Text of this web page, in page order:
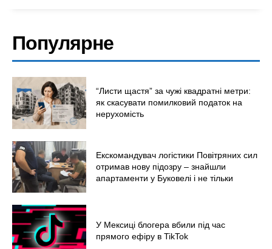
Світ
Війна
Популярне
“Листи щастя” за чужі квадратні метри:
як скасувати помилковий податок на
нерухомість
Екскомандувач логістики Повітряних сил
отримав нову підозру – знайшли
апартаменти у Буковелі і не тільки
У Мексиці блогера вбили під час
прямого ефіру в TikTok